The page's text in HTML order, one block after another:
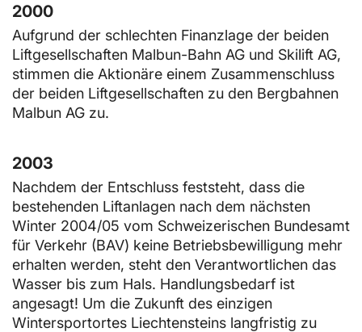
2000
Aufgrund der schlechten Finanzlage der beiden
Liftgesellschaften Malbun-Bahn AG und Skilift AG,
stimmen die Aktionäre einem Zusammenschluss
der beiden Liftgesellschaften zu den Bergbahnen
Malbun AG zu.
2003
Nachdem der Entschluss feststeht, dass die
bestehenden Liftanlagen nach dem nächsten
Winter 2004/05 vom Schweizerischen Bundesamt
für Verkehr (BAV) keine Betriebsbewilligung mehr
erhalten werden, steht den Verantwortlichen das
Wasser bis zum Hals. Handlungsbedarf ist
angesagt! Um die Zukunft des einzigen
Wintersportortes Liechtensteins langfristig zu